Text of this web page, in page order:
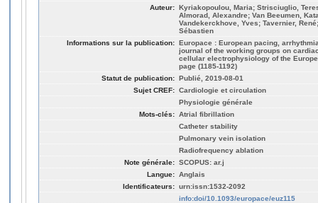
Auteur: Kyriakopoulou, Maria; Strisciuglio,
Almorad, Alexandre; Van Beeumen,
Vandekerckhove, Yves; Tavernier,
Sébastien
Informations sur la publication: Europace : European pacing,
journal of the working groups on
cellular electrophysiology of the
page (1185-1192)
Statut de publication: Publié, 2019-08-01
Sujet CREF: Cardiologie et circulation
Physiologie générale
Mots-clés: Atrial fibrillation
Catheter stability
Pulmonary vein isolation
Radiofrequency ablation
Note générale: SCOPUS: ar.j
Langue: Anglais
Identificateurs: urn:issn:1532-2092
info:doi/10.1093/europace/euz115